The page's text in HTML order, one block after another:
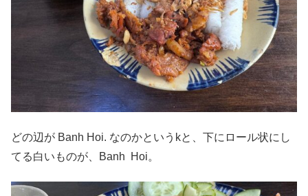
どの辺が Banh Hoi. なのかというkと、下にロール状にし
てる白いものが、Banh Hoi。